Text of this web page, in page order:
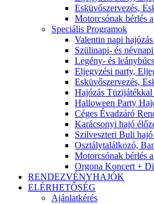
Esküvőszervezés,
Motorcsónak bérlés
Speciális Programok
Valentin napi
Szülinapi- és
Legény- és
Eljegyzési party,
Esküvőszervezés,
Hajózás
Halloween Party
Céges Évadzáró
Karácsonyi hajó
Szilveszteri Buli
Osztálytalálkozó,
Motorcsónak bérlés
Orgona Koncert +
RENDEZVÉNYHAJÓK
ELÉRHETŐSÉG
Ajánlatkérés